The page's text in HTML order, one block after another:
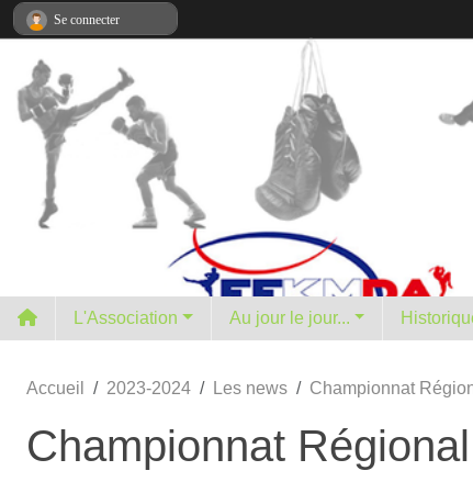
L'Association Au jour le jour...
Accueil 2023-2024 Les news Championnat
Championnat
Se connecter
Panneau de gestion des cookies